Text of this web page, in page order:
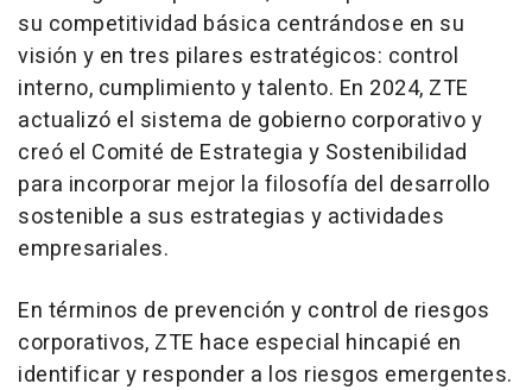
su competitividad básica centrándose en su
visión y en tres pilares estratégicos: control
interno, cumplimiento y talento. En 2024, ZTE
actualizó el sistema de gobierno corporativo y
creó el Comité de Estrategia y Sostenibilidad
para incorporar mejor la filosofía del desarrollo
sostenible a sus estrategias y actividades
empresariales.
En términos de prevención y control de riesgos
corporativos, ZTE hace especial hincapié en
identificar y responder a los riesgos emergentes.